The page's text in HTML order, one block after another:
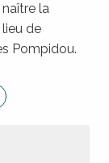
la
de
Pompidou.